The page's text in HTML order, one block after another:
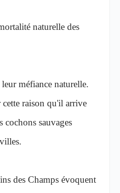
naturelle des
méfiance naturelle.
cette raison qu'il arrive
cochons sauvages
des Champs évoquent